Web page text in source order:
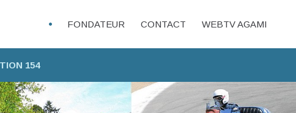
FONDATEUR CONTACT WEBTV AGAMI
154